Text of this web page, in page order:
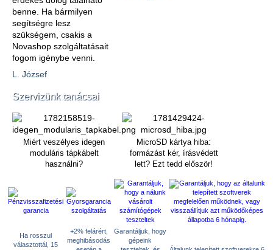
benne. Ha bármilyen
segítségre lesz
szükségem, csakis a
Novashop szolgáltatásait
fogom igénybe venni.
L. József
Szervizünk tanácsai
Miért veszélyes idegen
moduláris tápkábelt
használni?
MicroSD kártya hiba:
formázást kér, írásvédett
lett? Ezt tedd először!
Ha rosszul
választottál, 15
+2% felárért,
meghibásodás
Garantáljuk, hogy
gépeink